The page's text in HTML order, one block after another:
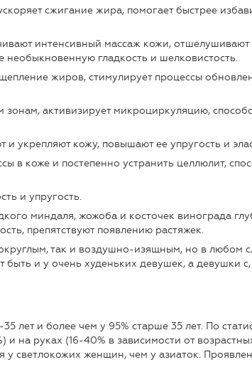
сжигание жира, помогает быстрее
интенсивный массаж кожи,
гладкость и шелковистость.
жиров, стимулирует процессы
активизирует микроциркуляцию,
укрепляют кожу, повышают ее упругость и
в коже и постепенно устранить целлюлит,
и упругость.
миндаля, жожоба и косточек винограда
препятствуют появлению растяжек.
так и воздушно-изящным, но в любом
быть и у очень худеньких девушек, а девушки
лет и более чем у 95% старше 35 лет. По
и на руках (16-40% в зависимости от
у светлокожих женщин, чем у азиаток.